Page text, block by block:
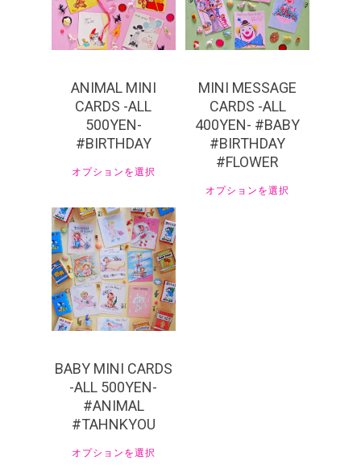
ANIMAL MINI
CARDS -ALL
500YEN-
#BIRTHDAY
オプションを選択
MINI MESSAGE
CARDS -ALL
400YEN- #BABY
#BIRTHDAY
#FLOWER
オプションを選択
¥550
BABY MINI CARDS
-ALL 500YEN-
#ANIMAL
#TAHNKYOU
オプションを選択